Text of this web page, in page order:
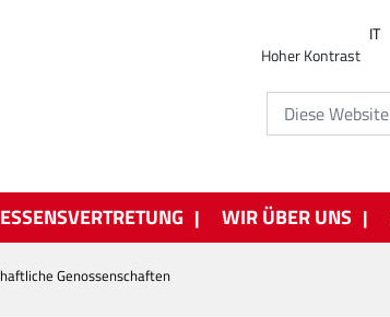
Hoher Kontrast
IT
WIR ÜBER UNS
Genossenschaften